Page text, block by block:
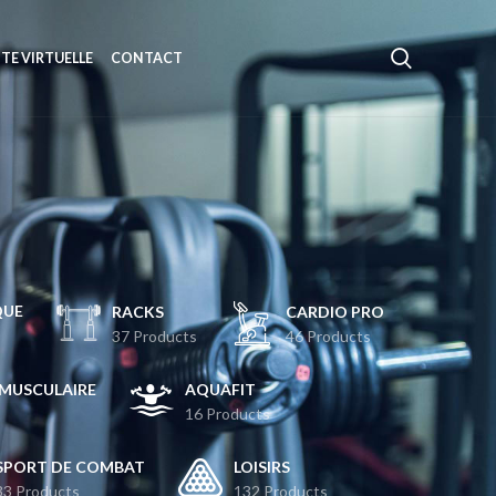
VIRTUELLE CONTACT
RACKS
37 Products
CARDIO PRO
46 Products
AQUAFIT
16 Products
DE COMBAT
Products
LOISIRS
132 Products